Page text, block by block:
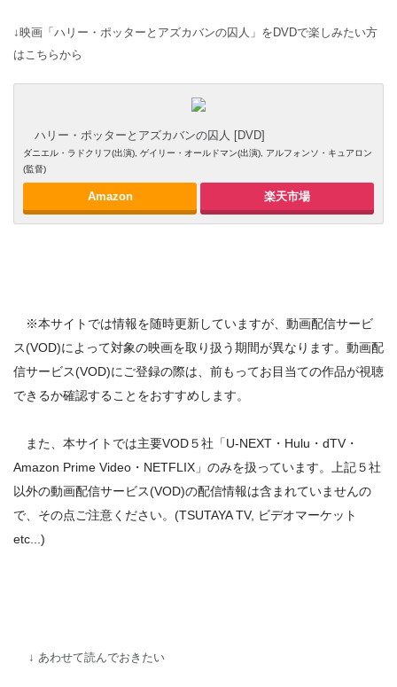
↓映画「ハリー・ポッターとアズカバンの囚人」をDVDで楽しみたい方
はこちらから
ハリー・ポッターとアズカバンの囚人 [DVD]
ダニエル・ラドクリフ(出演), ゲイリー・オールドマン(出演), アルフォンソ・キュアロン
(監督)
Amazon 楽天市場
※本サイトでは情報を随時更新していますが、動画配信サービ
ス(VOD)によって対象の映画を取り扱う期間が異なります。動画配
信サービス(VOD)にご登録の際は、前もってお目当ての作品が視聴
できるか確認することをおすすめします。
また、本サイトでは主要VOD５社「U-NEXT・Hulu・dTV・
Amazon Prime Video・NETFLIX」のみを扱っています。上記５社
以外の動画配信サービス(VOD)の配信情報は含まれていませんの
で、その点ご注意ください。(TSUTAYA TV, ビデオマーケット
etc...)
↓ あわせて読んでおきたい